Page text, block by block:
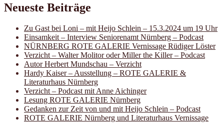
Neueste Beiträge
Zu Gast bei Loni – mit Heijo Schlein – 15.3.2024 um 19 Uhr
Einsamkeit – Interview Seniorenamt Nürnberg – Podcast
NÜRNBERG ROTE GALERIE Vernissage Rüdiger Löster
Verzicht – Walter Molitor oder Miller the Killer – Podcast
Autor Herbert Mundschau – Verzicht
Hardy Kaiser – Ausstellung – ROTE GALERIE &
Literaturhaus Nürnberg
Verzicht – Podcast mit Anne Aichinger
Lesung ROTE GALERIE Nürnberg
Gedanken zur Zeit von und mit Heijo Schlein – Podcast
ROTE GALERIE Nürnberg und Literaturhaus Vernissage